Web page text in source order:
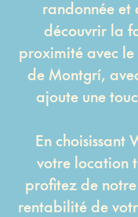
randonnée et
découvrir la
proximité avec
de Montgrí,
ajoute une
En choisissant
votre location
profitez de
rentabilité de